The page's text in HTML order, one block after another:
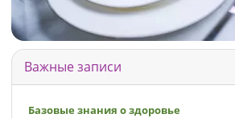
Важные записи
Базовые знания о здоровье